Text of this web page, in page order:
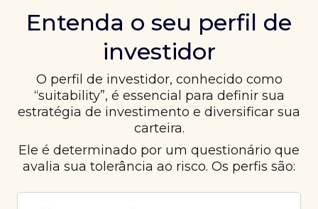
Entenda o seu perfil de
investidor
O perfil de investidor, conhecido como
“suitability”, é essencial para definir sua
estratégia de investimento e diversificar sua
carteira.
Ele é determinado por um questionário que
avalia sua tolerância ao risco. Os perfis são: